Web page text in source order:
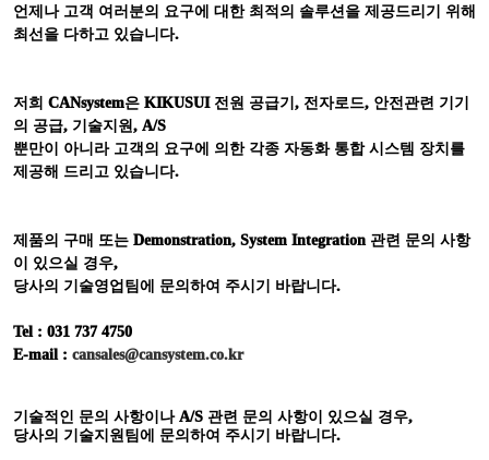
언제나 고객 여러분의 요구에 대한 최적의 솔루션을 제공드리기 위해
최선을 다하고 있습니다.
저희 CANsystem은 KIKUSUI 전원 공급기 , 전자로드, 안전관련 기기
의 공급, 기술지원 , A/S
뿐만이 아니라 고객의 요구에 의한 각종 자동화 통합 시스템 장치를
제공해 드리고 있습니다.
제품의 구매 또는 Demonstration, System Integration 관련 문의 사항
이 있으실 경우,
당사의 기술영업팀에 문의하여 주시기 바랍니다.
Tel : 031 737 4750
E-mail : cansales@cansystem.co.kr
기술적인 문의 사항이나A/S 관련 문의 사항이 있으실 경우,
당사의 기술지원팀에 문의하여 주시기 바랍니다.